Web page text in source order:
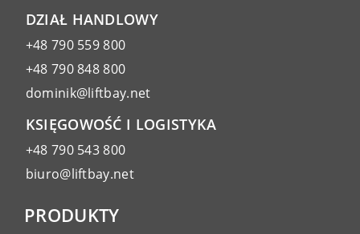
DZIAŁ HANDLOWY
+48 790 559 800
+48 790 848 800
dominik@liftbay.net
KSIĘGOWOŚĆ I LOGISTYKA
+48 790 543 800
biuro@liftbay.net
PRODUKTY